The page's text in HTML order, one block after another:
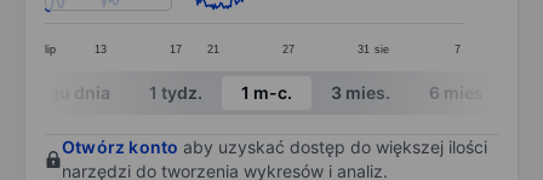
lip 13 17 21 27 31 sie 7
End of interactive chart.
W ciągu dnia 1 tydz. 1 m-c. 3 mies. 6 mies.
Otwórz konto aby uzyskać dostęp do większej ilości
narzędzi do tworzenia wykresów i analiz.